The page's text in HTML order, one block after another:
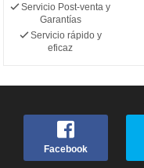
Servicio Post-venta y
Garantías
Servicio rápido y
eficaz
Facebook